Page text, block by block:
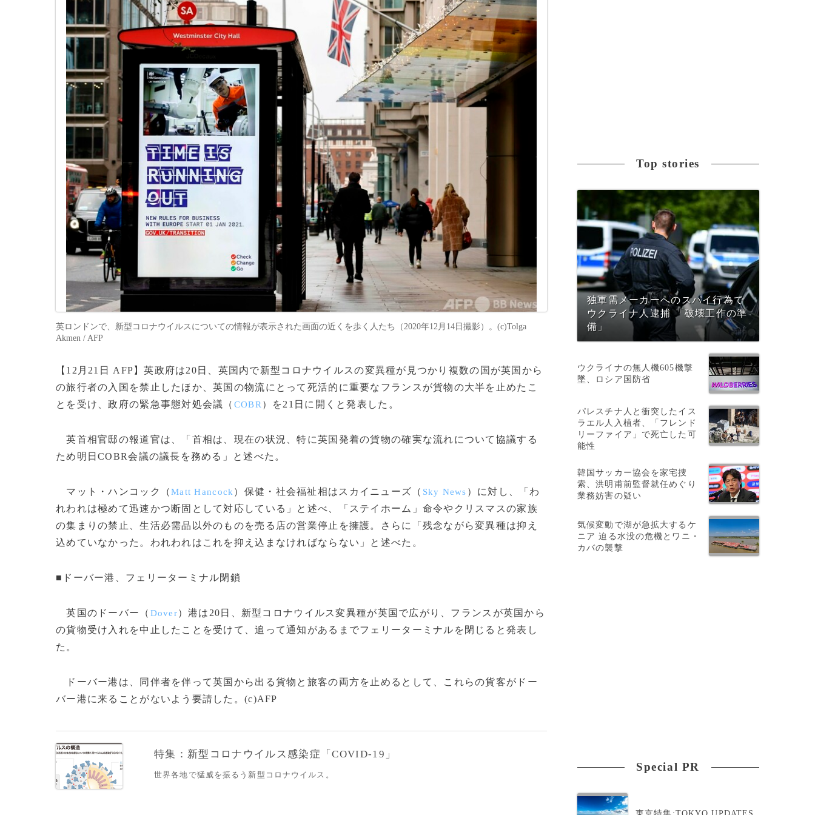
英ロンドンで、新型コロナウイルスについての情報が表示された画面の近くを歩く人たち（2020年12月14日撮影）。(c)Tolga
Akmen / AFP
【12月21日 AFP】英政府は20日、英国内で新型コロナウイルスの変異種が見つかり複数の国が英国から
の旅行者の入国を禁止したほか、英国の物流にとって死活的に重要なフランスが貨物の大半を止めたこ
とを受け、政府の緊急事態対処会議（ COBR ）を21日に開くと発表した。
英首相官邸の報道官は、「首相は、現在の状況、特に英国発着の貨物の確実な流れについて協議する
ため明日COBR会議の議長を務める」と述べた。
マット・ハンコック（Matt Hancock ）保健・社会福祉相はスカイニューズ（ Sky News ）に対し、「わ
れわれは極めて迅速かつ断固として対応している」と述べ、「ステイホーム」命令やクリスマスの家族
の集まりの禁止、生活必需品以外のものを売る店の営業停止を擁護。さらに「残念ながら変異種は抑え
込めていなかった。われわれはこれを抑え込まなければならない」と述べた。
■ドーバー港、フェリーターミナル閉鎖
英国のドーバー（ Dover）港は20日、新型コロナウイルス変異種が英国で広がり、フランスが英国から
の貨物受け入れを中止したことを受けて、追って通知があるまでフェリーターミナルを閉じると発表し
た。
ドーバー港は、同伴者を伴って英国から出る貨物と旅客の両方を止めるとして、これらの貨客がドー
バー港に来ることがないよう要請した。(c)AFP
特集：新型コロナウイルス感染症「COVID-19」
世界各地で猛威を振るう新型コロナウイルス。
Top stories
独軍需メーカーへのスパイ行為で
ウクライナ人逮捕 「破壊工作の準
備」
ウクライナの無人機605機撃
墜、ロシア国防省
パレスチナ人と衝突したイス
ラエル人入植者、「フレンド
リーファイア」で死亡した可
能性
韓国サッカー協会を家宅捜
索、洪明甫前監督就任めぐり
業務妨害の疑い
気候変動で湖が急拡大するケ
ニア 迫る水没の危機とワニ・
カバの襲撃
Special PR
東京特集:TOKYO UPDATES